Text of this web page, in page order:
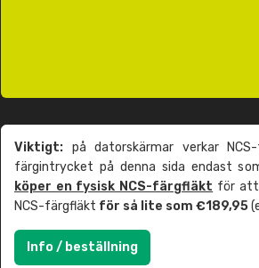
Viktigt: på datorskärmar verkar
färgintrycket på denna sida endast
köper en fysisk NCS-färgfläkt för att
NCS-färgfläkt för så lite som €189,95
Info / beställning